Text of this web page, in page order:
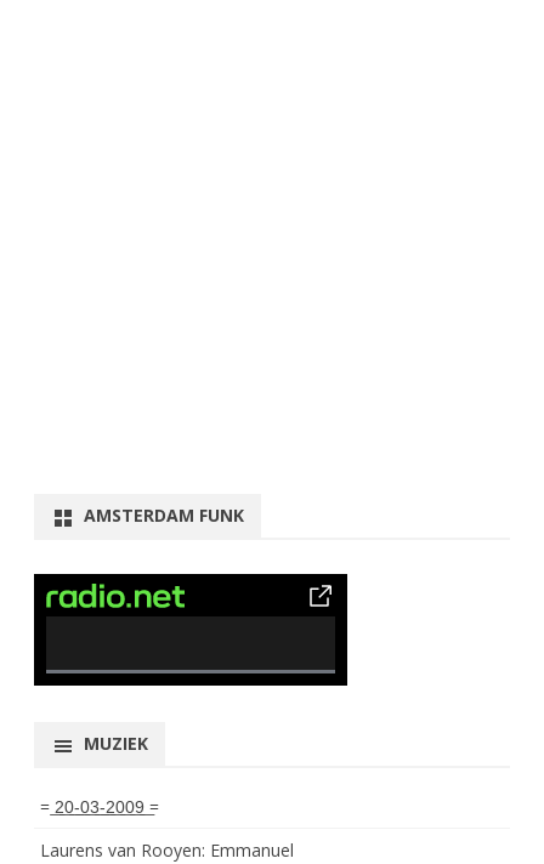
AMSTERDAM FUNK
0% Complete
MUZIEK
= ͟2͟0͟-͟0͟3͟-͟2͟0͟0͟9͟ =
Laurens van Rooyen: Emmanuel